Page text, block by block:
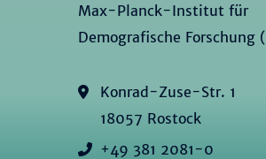
Max-Planck-Institut für
Demografische Forschung
Konrad-Zuse-Str. 1
18057 Rostock
+49 381 2081-0